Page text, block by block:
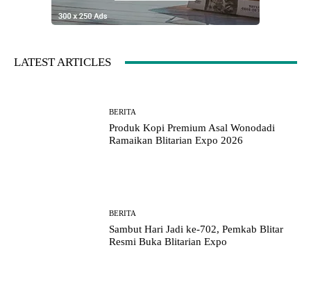
LATEST ARTICLES
BERITA
Produk Kopi Premium Asal Wonodadi
Ramaikan Blitarian Expo 2026
BERITA
Sambut Hari Jadi ke-702, Pemkab Blitar
Resmi Buka Blitarian Expo